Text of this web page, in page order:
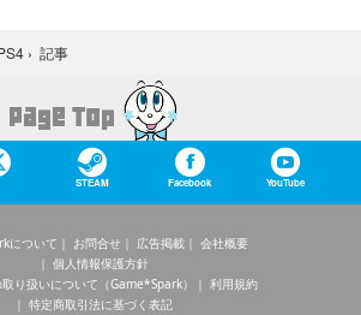
PS4 › 記事
STEAM Facebook YouTube
について お問合せ 広告掲載
会社概要
個人情報保護方針
り扱いについて（Game*Spark）
利用規約
特定商取引法に基づく表記